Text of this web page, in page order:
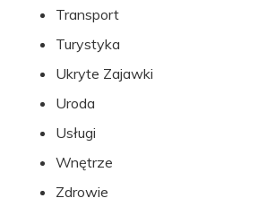
Transport
Turystyka
Ukryte Zajawki
Uroda
Usługi
Wnętrze
Zdrowie